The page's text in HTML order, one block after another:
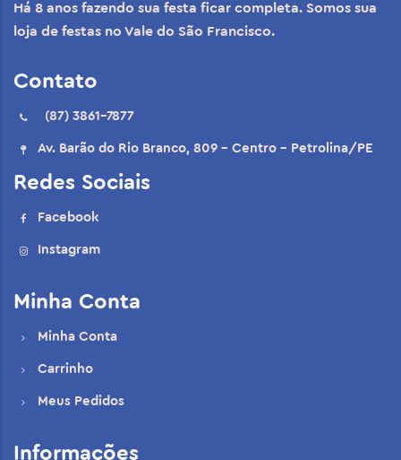
Há 8 anos fazendo sua festa ficar completa. Somos sua
loja de festas no Vale do São Francisco.
Contato
(87) 3861-7877
Av. Barão do Rio Branco, 809 - Centro - Petrolina/PE
Redes Sociais
Facebook
Instagram
Minha Conta
Minha Conta
Carrinho
Meus Pedidos
Informações